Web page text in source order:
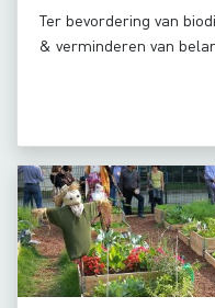
Ter bevordering van
& verminderen van